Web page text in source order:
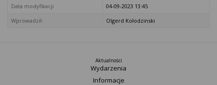
Data modyfikacji
04-09-2023 13:45
Wprowadził:
Olgerd Kołodzinski
Aktualności
Wydarzenia
Informacje